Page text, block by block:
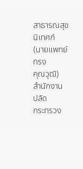
สาธารณสุข
นิเทศก์
(นายแพทย์
ทรง
คุณวุฒิ)
สำนักงาน
ปลัด
กระทรวง